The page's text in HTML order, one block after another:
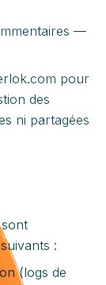
—
pour
des
ni partagées
:
(logs de